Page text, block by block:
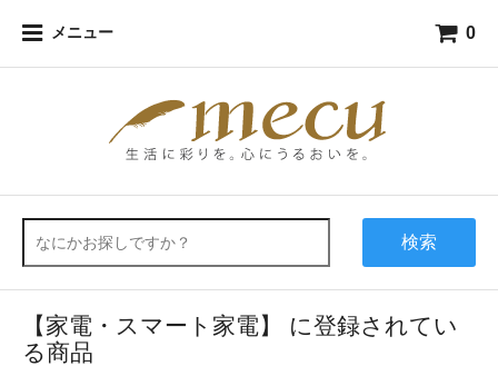
メニュー 0
検索
【家電・スマート家電】 に登録されてい
る商品